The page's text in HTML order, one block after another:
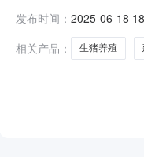
项目（一期、
可提供建筑材
发布时间： 2025-06-18
相关产品：
生猪养殖